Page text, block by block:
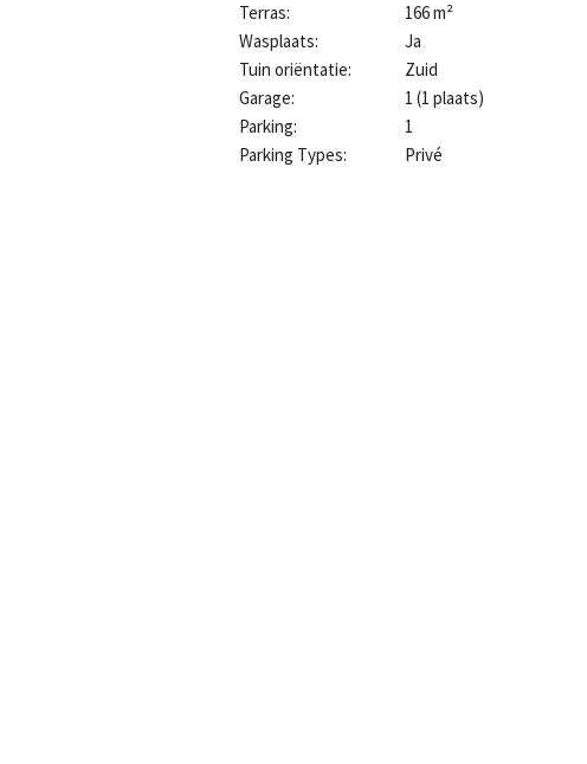
Terras:
166 m²
Wasplaats:
Ja
Tuin oriëntatie:
Zuid
Garage:
1 (1 plaats)
Parking:
1
Parking Types:
Privé